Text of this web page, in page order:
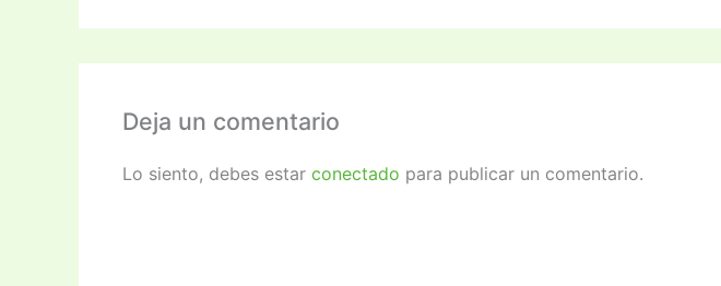
Deja un comentario
Lo siento, debes estar conectado para publicar un comentario.